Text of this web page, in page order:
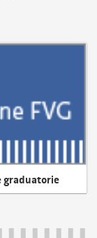
graduatorie